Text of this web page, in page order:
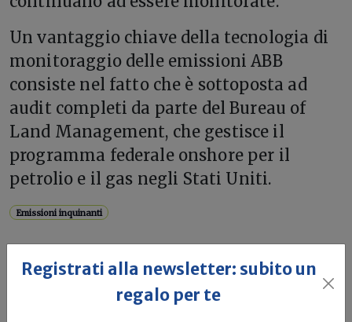
Un vantaggio chiave della tecnologia di
monitoraggio delle emissioni ABB
consiste nel fatto che è sottoposta ad
audit completi da parte del Bureau of
Land Management, che gestisce il
programma federale onshore per il
petrolio e il gas negli Stati Uniti.
Emissioni inquinanti
Registrati alla newsletter: subito un
regalo per te